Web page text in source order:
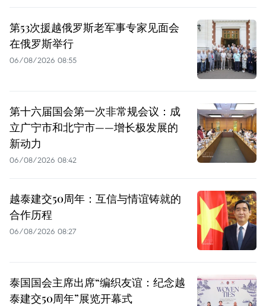
第53次援越俄罗斯老军事专家见面会
在俄罗斯举行
06/08/2026 08:55
第十六届国会第一次非常规会议：成
立广宁市和北宁市——增长极发展的
新动力
06/08/2026 08:42
越泰建交50周年：互信与情谊铸就的
合作历程
06/08/2026 08:27
泰国国会主席出席“编织友谊：纪念越
泰建交50周年”展览开幕式